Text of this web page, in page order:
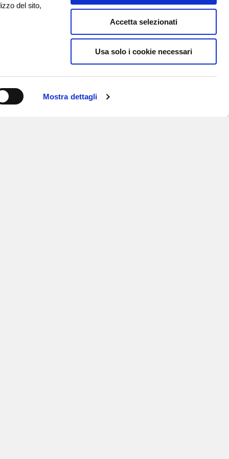
del sito,
Mostra dettagli
Accetta selezionati
Usa solo i cookie necessari